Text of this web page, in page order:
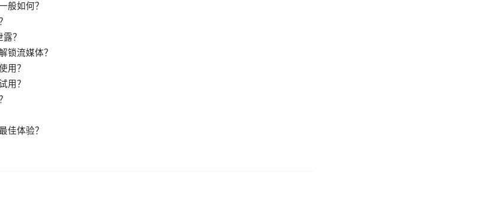
般如何？
？
锁流媒体？
用？
用？
佳体验？